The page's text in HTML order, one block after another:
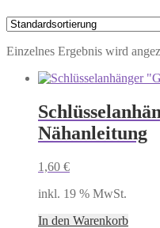
Einzelnes Ergebnis wird
Nähanleitung
1,60 €
inkl. 19 % MwSt.
In den Warenkorb